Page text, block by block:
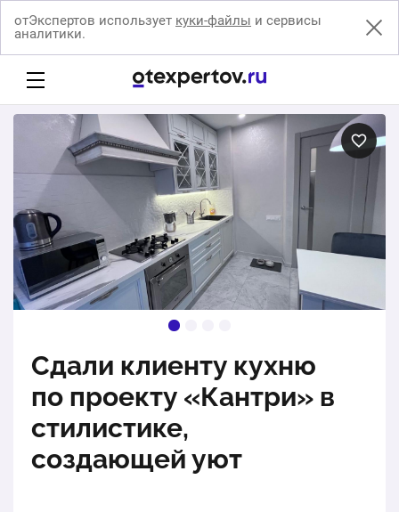
отЭкспертов использует куки-файлы и сервисы
аналитики.
Сдали клиенту кухню
по проекту «Кантри» в
стилистике,
создающей уют